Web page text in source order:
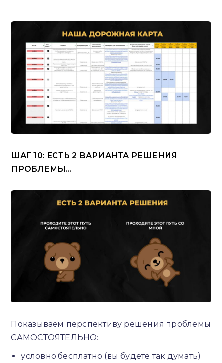
ШАГ 10: ЕСТЬ 2 ВАРИАНТА РЕШЕНИЯ
ПРОБЛЕМЫ…
Показываем перспективу решения проблемы
САМОСТОЯТЕЛЬНО:
условно бесплатно (вы будете так думать)